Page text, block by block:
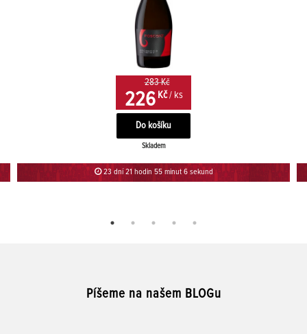
283 Kč
226 Kč / ks
Skladem
23 dní 21 hodin 55 minut 6 sekund
Píšeme na našem BLOGu